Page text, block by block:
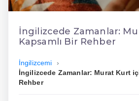
En Ucuz İngilizce
En Uygun İngilizce
Hızlı İngilizce
İngilizcede Zamanlar:
Kapsamlı Bir Rehber
İngilizcemi
İngilizcede Zamanlar: Murat Kurt
Rehber